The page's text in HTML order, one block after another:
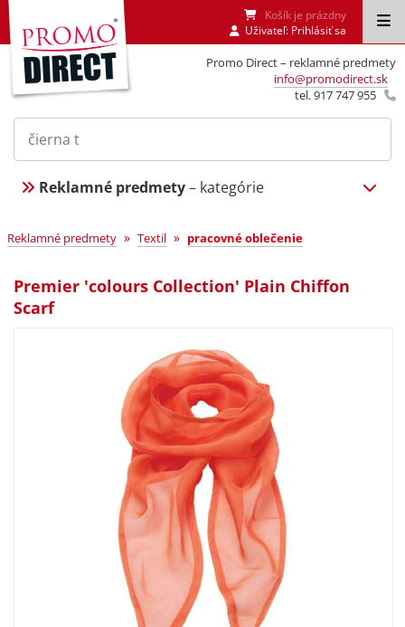
Promo Direct – reklamné predmety
info@promodirect.sk
tel. 917 747 955
Košík je prázdny
Uživateľ: Prihlásiť sa
Reklamné predmety– kategórie
Reklamné predmety » Textil » pracovné oblečenie
Premier 'colours Collection' Plain Chiffon
Scarf